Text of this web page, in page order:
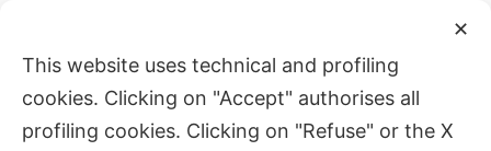
content
ZVEZA SLOVENSKE KATOLIŠKE
PROSVETE
Main
✕
This website uses technical and profiling
cookies. Clicking on "Accept" authorises all
profiling cookies. Clicking on "Refuse" or the X